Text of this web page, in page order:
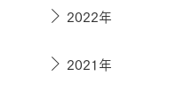
建築実例
2022年
2021年